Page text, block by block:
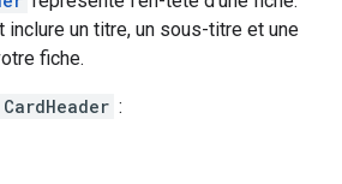
un titre, un sous-titre et une
fiche.
CardHeader :